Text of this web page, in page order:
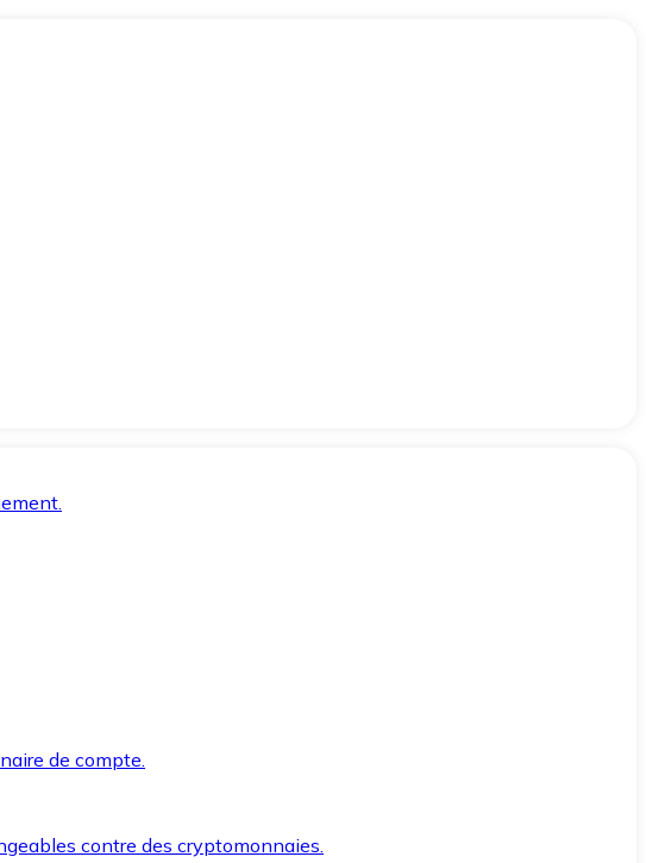
de compte.
contre des cryptomonnaies.